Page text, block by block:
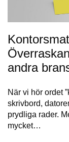
andra
När vi hör ordet
skrivbord,
prydliga rader.
mycket…